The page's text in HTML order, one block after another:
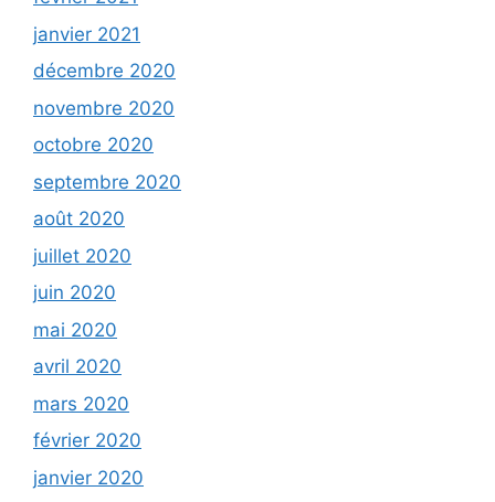
janvier 2021
décembre 2020
novembre 2020
octobre 2020
septembre 2020
août 2020
juillet 2020
juin 2020
mai 2020
avril 2020
mars 2020
février 2020
janvier 2020